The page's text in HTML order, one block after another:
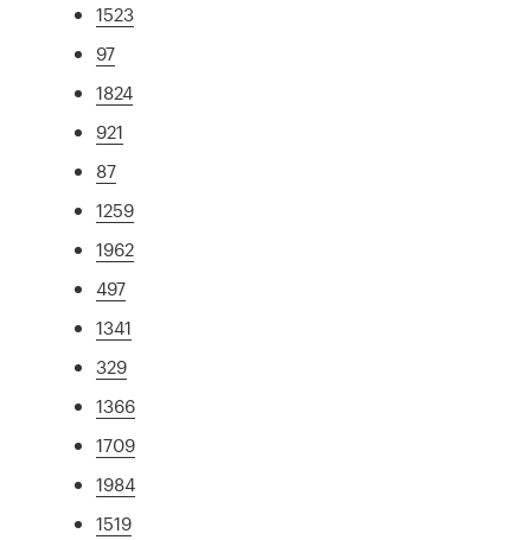
1523
97
1824
921
87
1259
1962
497
1341
329
1366
1709
1984
1519